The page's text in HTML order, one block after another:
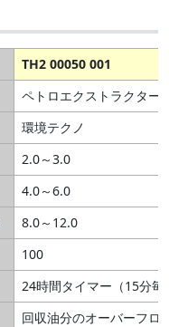
TH2 00050 001
ペトロエクストラクター
環境テクノ
2.0～3.0
4.0～6.0
8.0～12.0
100
24時間タイマー（15分毎
回収油分のオーバーフロ